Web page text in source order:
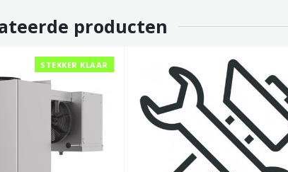
producten
STEKKER KLAAR